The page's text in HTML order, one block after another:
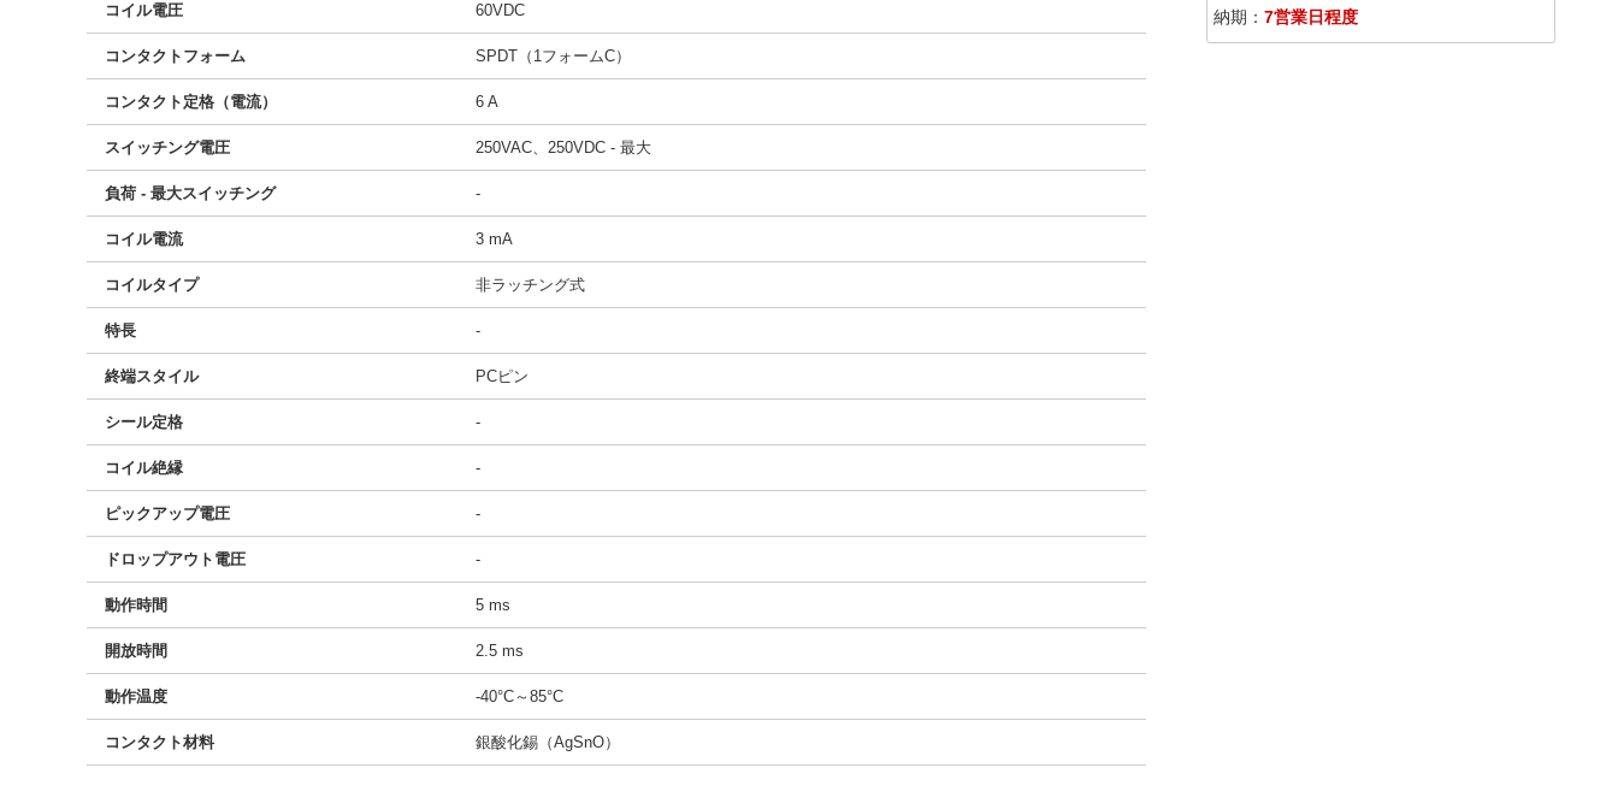
納期： 7営業日程度
コイル電圧 60VDC
コンタクトフォーム SPDT（1フォームC）
コンタクト定格（電流） 6 A
スイッチング電圧 250VAC、250VDC - 最大
負荷 - 最大スイッチング -
コイル電流 3 mA
コイルタイプ 非ラッチング式
特長 -
終端スタイル PCピン
シール定格 -
コイル絶縁 -
ピックアップ電圧 -
ドロップアウト電圧 -
動作時間 5 ms
開放時間 2.5 ms
動作温度 -40°C～85°C
コンタクト材料 銀酸化錫（AgSnO）